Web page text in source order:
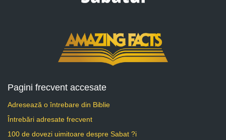
Pagini frecvent accesate
Adresează o întrebare din Biblie
Întrebări adresate frecvent
100 de dovezi uimitoare despre Sabat ?i